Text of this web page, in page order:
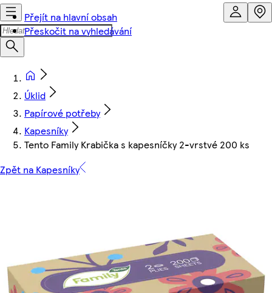
Přejít na hlavní obsah
Přeskočit na vyhledávání
Úklid
Papírové potřeby
Kapesníky
Tento Family Krabička s kapesníčky 2-vrstvé 200 ks
Zpět na Kapesníky